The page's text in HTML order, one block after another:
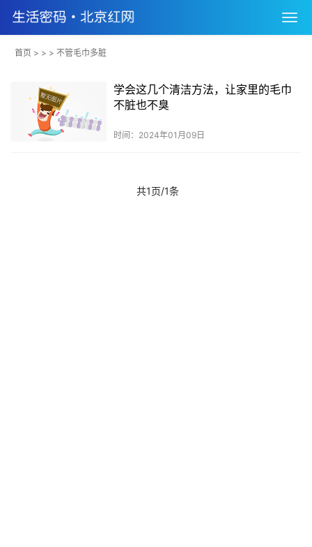
首页 > > > 不管毛巾多脏
学会这几个清洁方法，让家里的毛巾
不脏也不臭
时间：2024年01月09日
共1页/1条